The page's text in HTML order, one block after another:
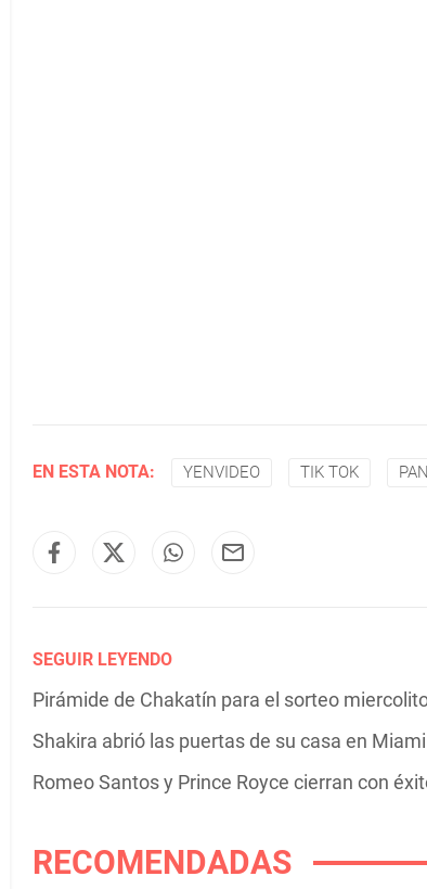
EN ESTA NOTA: YENVIDEO TIK TOK
SEGUIR LEYENDO
Pirámide de Chakatín para el sorteo
Shakira abrió las puertas de su casa en
Romeo Santos y Prince Royce cierran con
RECOMENDADAS